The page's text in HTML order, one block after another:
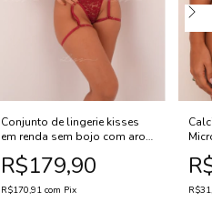
Conjunto de lingerie kisses
em renda sem bojo com aro
de sustentação - Vermelho
Divino
R$179,90
R$170,91 com Pix